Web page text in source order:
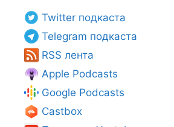
Twitter подкаста
Telegram подкаста
RSS лента
Apple Podcasts
Google Podcasts
Castbox